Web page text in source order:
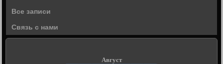
Все записи
Связь с нами
Август